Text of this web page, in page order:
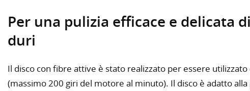
Per una pulizia efficace e delicata
duri
Il disco con fibre attive è stato realizzato per essere
(massimo 200 giri del motore al minuto). Il disco è adatto